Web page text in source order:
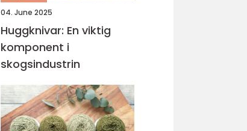
04. June 2025
Huggknivar: En viktig
komponent i
skogsindustrin